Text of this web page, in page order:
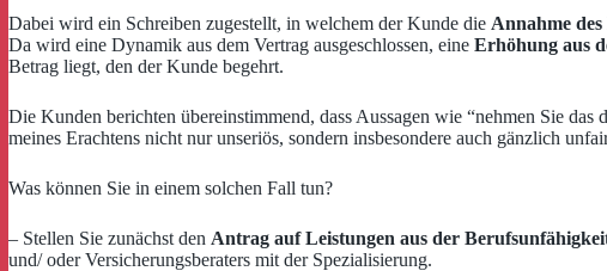
Dabei wird ein Schreiben zugestellt, in welchem der Kunde die Annahme
Da wird eine Dynamik aus dem Vertrag ausgeschlossen, eine Erhöhung aus
Betrag liegt, den der Kunde begehrt.
Die Kunden berichten übereinstimmend, dass Aussagen wie “nehmen Sie
meines Erachtens nicht nur unseriös, sondern insbesondere auch gänzlich
Was können Sie in einem solchen Fall tun?
– Stellen Sie zunächst den Antrag auf Leistungen aus der
und/ oder Versicherungsberaters mit der Spezialisierung.